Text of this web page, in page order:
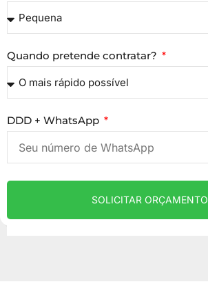
Quando pretende contratar?
DDD + WhatsApp
SOLICITAR ORÇAMENTO